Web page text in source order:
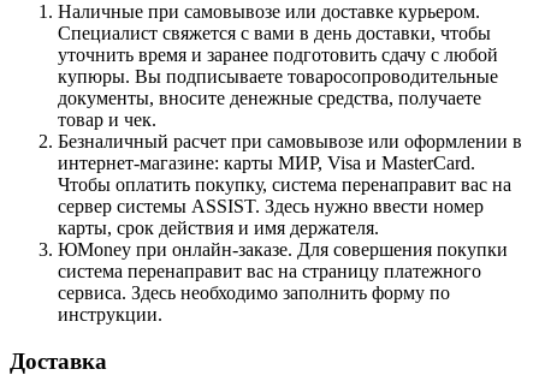
Наличные при самовывозе или доставке курьером.
Специалист свяжется с вами в день доставки, чтобы
уточнить время и заранее подготовить сдачу с любой
купюры. Вы подписываете товаросопроводительные
документы, вносите денежные средства, получаете
товар и чек.
Безналичный расчет при самовывозе или оформлении в
интернет-магазине: карты МИР, Visa и MasterCard.
Чтобы оплатить покупку, система перенаправит вас на
сервер системы ASSIST. Здесь нужно ввести номер
карты, срок действия и имя держателя.
ЮMoney при онлайн-заказе. Для совершения покупки
система перенаправит вас на страницу платежного
сервиса. Здесь необходимо заполнить форму по
инструкции.
Доставка